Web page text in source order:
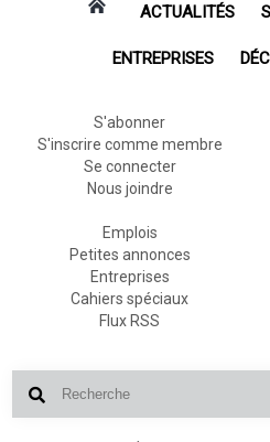
ACTUALITÉS
ENTREPRISES
S'abonner
S'inscrire comme membre
Se connecter
Nous joindre
Emplois
Petites annonces
Entreprises
Cahiers spéciaux
Flux RSS